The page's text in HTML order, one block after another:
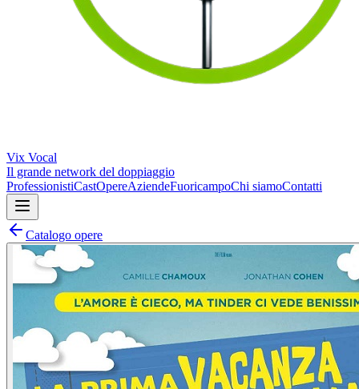
Vix Vocal
Il grande network del doppiaggio
ProfessionistiCastOpereAziendeFuoricampoChi siamoContatti
Catalogo opere